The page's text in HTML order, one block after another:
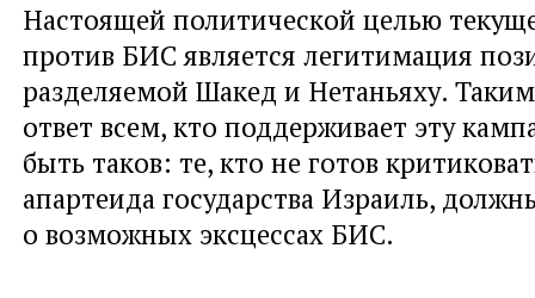
Настоящей политической целью
против БИС является легитимация
разделяемой Шакед и Нетаньяху.
ответ всем, кто поддерживает эту
быть таков: те, кто не готов
апартеида государства Израиль,
о возможных эксцессах БИС.